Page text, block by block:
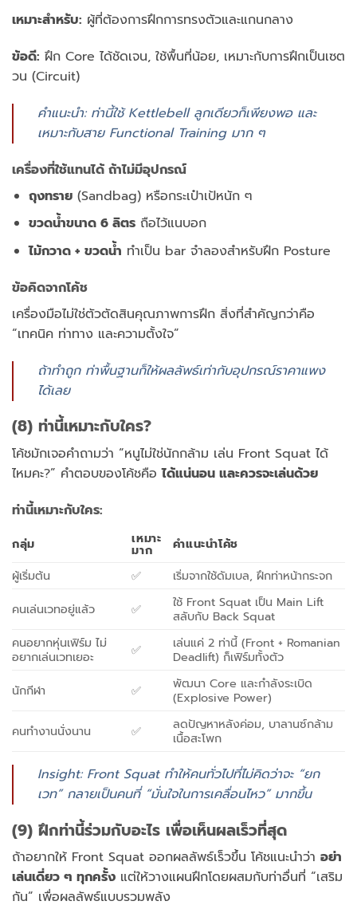
เหมาะสำหรับ: ผู้ที่ต้องการฝึกการทรงตัวและแกนกลาง
ข้อดี: ฝึก Core ได้ชัดเจน, ใช้พื้นที่น้อย, เหมาะกับการฝึกเป็นเซต
วน (Circuit)
คำแนะนำ: ท่านี้ใช้ Kettlebell ลูกเดียวก็เพียงพอ และ
เหมาะกับสาย Functional Training มาก ๆ
เครื่องที่ใช้แทนได้ ถ้าไม่มีอุปกรณ์
ถุงทราย(Sandbag) หรือกระเป๋าเป้หนัก ๆ
ขวดน้ำขนาด 6 ลิตรถือไว้แนบอก
ไม้กวาด + ขวดน้ำ ทำเป็น bar จำลองสำหรับฝึก Posture
ข้อคิดจากโค้ช
เครื่องมือไม่ใช่ตัวตัดสินคุณภาพการฝึก สิ่งที่สำคัญกว่าคือ
“เทคนิค ท่าทาง และความตั้งใจ”
ถ้าทำถูก ท่าพื้นฐานก็ให้ผลลัพธ์เท่ากับอุปกรณ์ราคาแพง
ได้เลย
(8) ท่านี้เหมาะกับใคร?
โค้ชมักเจอคำถามว่า “หนูไม่ใช่นักกล้าม เล่น Front Squat ได้
ไหมคะ?” คำตอบของโค้ชคือได้แน่นอน และควรจะเล่นด้วย
ท่านี้เหมาะกับใคร:
กลุ่ม เหมาะ
มาก
คำแนะนำโค้ช
ผู้เริ่มต้น
✅
เริ่มจากใช้ดัมเบล, ฝึกท่าหน้ากระจก
คนเล่นเวทอยู่แล้ว
✅
ใช้ Front Squat เป็น Main Lift
สลับกับ Back Squat
คนอยากหุ่นเฟิร์ม ไม่
อยากเล่นเวทเยอะ
✅
เล่นแค่ 2 ท่านี้ (Front + Romanian
Deadlift) ก็เฟิร์มทั้งตัว
นักกีฬา
✅
พัฒนา Core และกำลังระเบิด
(Explosive Power)
คนทำงานนั่งนาน
✅
ลดปัญหาหลังค่อม, บาลานซ์กล้าม
เนื้อสะโพก
Insight: Front Squat ทำให้คนทั่วไปที่ไม่คิดว่าจะ “ยก
เวท” กลายเป็นคนที่ “มั่นใจในการเคลื่อนไหว” มากขึ้น
(9) ฝึกท่านี้ร่วมกับอะไร เพื่อเห็นผลเร็วที่สุด
ถ้าอยากให้ Front Squat ออกผลลัพธ์เร็วขึ้น โค้ชแนะนำว่า อย่า
เล่นเดี่ยว ๆ ทุกครั้ง แต่ให้วางแผนฝึกโดยผสมกับท่าอื่นที่ “เสริม
กัน” เพื่อผลลัพธ์แบบรวมพลัง